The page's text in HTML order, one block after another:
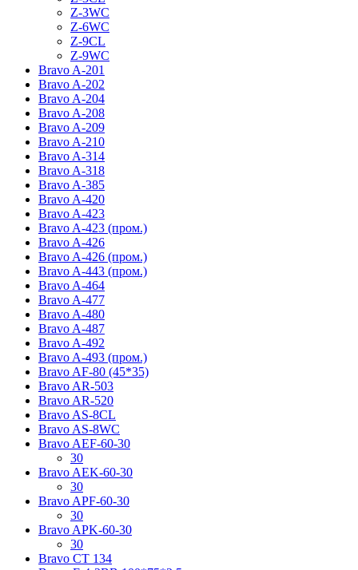
Z-3WC
Z-6WC
Z-9CL
Z-9WC
Bravo A-201
Bravo A-202
Bravo A-204
Bravo A-208
Bravo A-209
Bravo A-210
Bravo A-314
Bravo A-318
Bravo A-385
Bravo A-420
Bravo A-423
Bravo A-423 (пром.)
Bravo A-426
Bravo A-426 (пром.)
Bravo A-443 (пром.)
Bravo A-464
Bravo A-477
Bravo A-480
Bravo A-487
Bravo A-492
Bravo A-493 (пром.)
Bravo AF-80 (45*35)
Bravo AR-503
Bravo AR-520
Bravo AS-8CL
Bravo AS-8WC
Bravo AЕF-60-30
30
Bravo AЕK-60-30
30
Bravo AРF-60-30
30
Bravo AРK-60-30
30
Bravo CT 134